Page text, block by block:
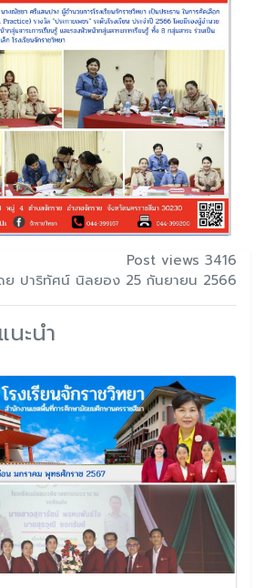
Post views 3416
ย ปาริทัศน์ นิลยอง 25 กันยายน 2566
ะนำ